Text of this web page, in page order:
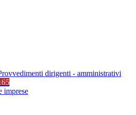
dirigenti - amministrativi
imprese